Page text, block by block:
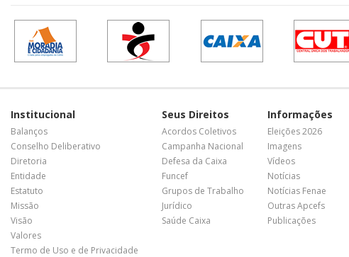
Institucional
Balanços
Conselho Deliberativo
Diretoria
Entidade
Estatuto
Missão
Visão
Valores
Termo de Uso e de Privacidade
Seus Direitos
Acordos Coletivos
Campanha Nacional
Defesa da Caixa
Funcef
Grupos de Trabalho
Jurídico
Saúde Caixa
Informações
Eleições 2026
Imagens
Vídeos
Notícias
Notícias Fenae
Outras Apcefs
Publicações